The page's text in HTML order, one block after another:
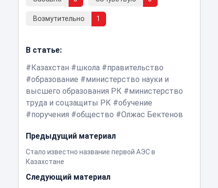
Возмутительно 1
В статье:
Казахстан
школа
правительство
образование
министерство науки и
высшего образования РК
министерство
труда и соцзащиты РК
обучение
поручения
общество Олжас Бектенов
Предыдущий материал
Стало известно название первой АЭС в
Казахстане
Следующий материал